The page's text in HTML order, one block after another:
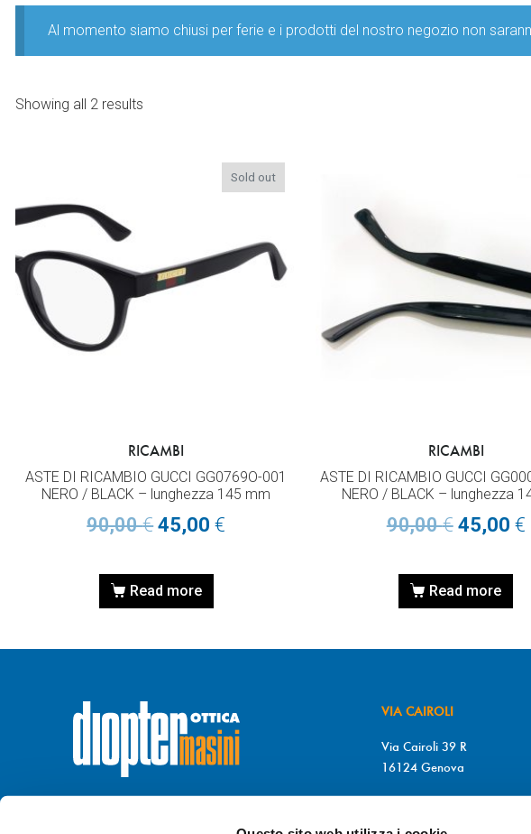
Al momento siamo chiusi per ferie e i prodotti del nostro negozio non
Showing all 2 results
Sold out
RICAMBI
ASTE DI RICAMBIO GUCCI GG0769O-001
NERO / BLACK – lunghezza 145 mm
90,00€ 45,00€
Read more
RICAMBI
ASTE DI RICAMBIO GUCCI
NERO / BLACK – lunghezza
90,00€ 45,00 €
Read more
VIA CAIROLI
Via Cairoli 39 R
16124 Genova